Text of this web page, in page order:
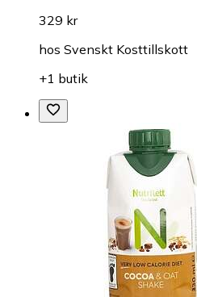
329 kr
hos Svenskt Kosttillskott
+1 butik